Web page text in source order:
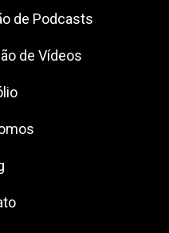
de Podcasts
de Vídeos